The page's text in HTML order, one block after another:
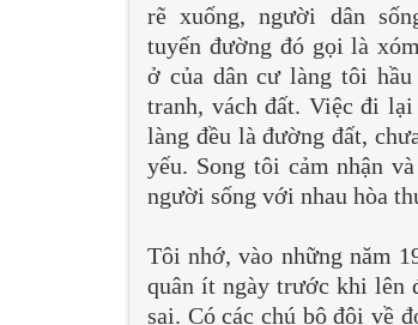
rẽ xuống, người dân
tuyến đường đó gọi là
ở của dân cư làng tôi hầu
tranh, vách đất. Việc đi lại
làng đều là đường đất,
yếu. Song tôi cảm nhận
người sống với nhau hòa
Tôi nhớ, vào những năm
quân ít ngày trước khi lên
sai. Có các chú bộ đội về